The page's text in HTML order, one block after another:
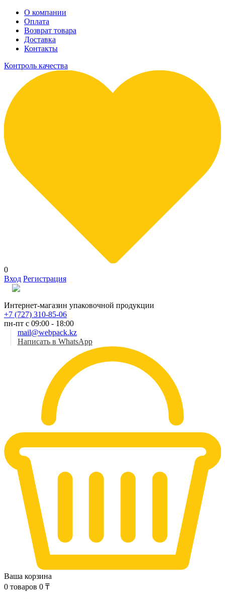
О компании
Оплата
Возврат товара
Доставка
Контакты
Контроль качества
0
Вход Регистрация
Интернет-магазин упаковочной продукции
+7 (727) 310-85-06
пн-пт с 09:00 - 18:00
mail@webpack.kz
Написать в WhatsApp
Ваша корзина
0 товаров 0 ₸